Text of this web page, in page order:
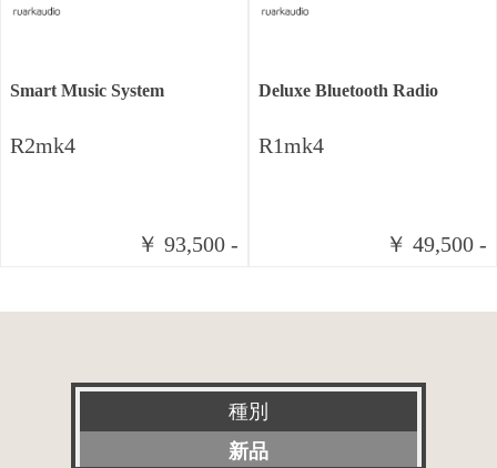
Smart Music System
R2mk4
￥ 93,500 -
Deluxe Bluetooth Radio
R1mk4
￥ 49,500 -
種別
新品